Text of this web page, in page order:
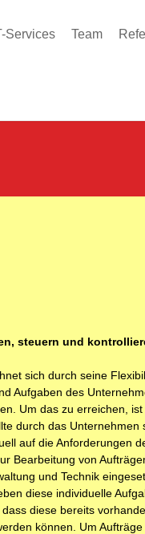
Services Team
steuern und
sich durch seine
Aufgaben des
Um das zu erreichen, ist
durch das Unternehmen
auf die Anforderungen
Bearbeitung von
und Technik
diese individuelle
diese bereits
können. Um